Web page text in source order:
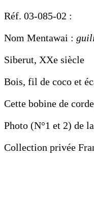
Réf. 03-085-02 :
Nom Mentawai :
Siberut, XXe siècle
Bois, fil de coco et
Cette bobine de
Photo (N°1 et 2) de
Collection privée